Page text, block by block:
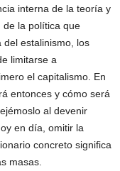
interna de la teoría y
de la política que
del estalinismo, los
limitarse a
el capitalismo. En
entonces y cómo será
al devenir
en día, omitir la
concreto significa
masas.